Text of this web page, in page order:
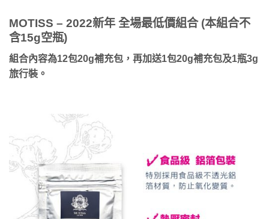
MOTISS – 2022新年 全場最低價組合 (本組合不
含15g空瓶)
組合內容為12包20g補充包，再加送1包20g補充包及1瓶3g
旅行裝 。